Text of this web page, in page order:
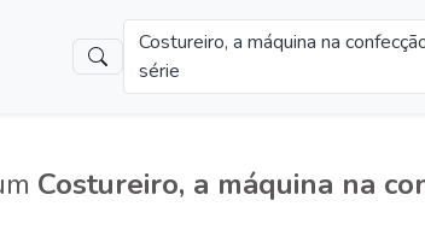
Costureiro, a máquina na
série
Costureiro, a máquina na